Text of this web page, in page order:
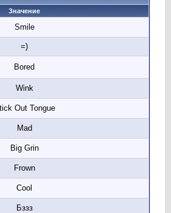
Значение
Smile
=)
Bored
Wink
Out Tongue
Mad
Big Grin
Frown
Cool
Бззз